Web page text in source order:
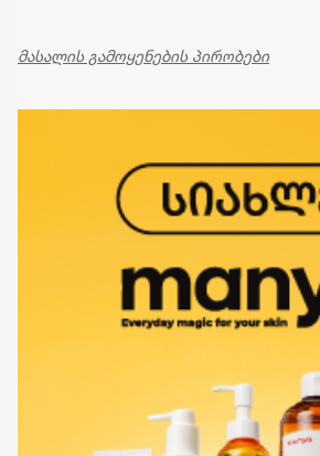
მასალის გამოყენების პირობები